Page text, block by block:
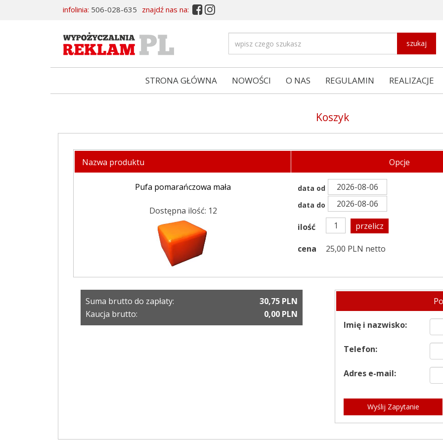
infolinia: 506-028-635 znajdź nas na: 
szukaj
STRONA GŁÓWNA NOWOŚCI O NAS REGULAMIN REALIZACJE
Koszyk
Nazwa produktu
Pufa pomarańczowa mała
Dostępna ilość: 12
Opcje
data od
data do
ilość przelicz
cena 25,00 PLN netto
Suma brutto do zapłaty:
30,75 PLN
Kaucja brutto:
0,00 PLN
Imię i nazwisko:
Telefon:
Adres e-mail:
Wyślij Zapytanie